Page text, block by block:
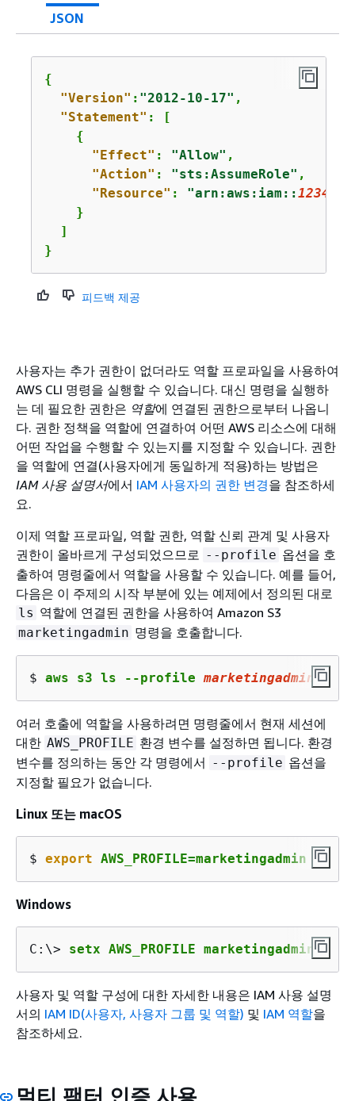
JSON
{
"Version" : "2012-10-17" ,
"Statement" : [
{
"Effect" : "Allow" ,
"Action" : "sts:AssumeRole" ,
"Resource" : "arn:aws:iam::
    }
  ]
}
피드백 제공
사용자는 추가 권한이 없더라도 역할 프로파일을 사용하여
AWS CLI 명령을 실행할 수 있습니다. 대신 명령을 실행하
는 데 필요한 권한은 역할에 연결된 권한으로부터 나옵니
다. 권한 정책을 역할에 연결하여 어떤 AWS 리소스에 대해
어떤 작업을 수행할 수 있는지를 지정할 수 있습니다. 권한
을 역할에 연결(사용자에게 동일하게 적용)하는 방법은
IAM 사용 설명서에서 IAM 사용자의 권한 변경을 참조하세
요.
이제 역할 프로파일, 역할 권한, 역할 신뢰 관계 및 사용자
권한이 올바르게 구성되었으므로 --profile 옵션을 호
출하여 명령줄에서 역할을 사용할 수 있습니다. 예를 들어,
다음은 이 주제의 시작 부분에 있는 예제에서 정의된 대로
ls 역할에 연결된 권한을 사용하여 Amazon S3
marketingadmin 명령을 호출합니다.
$ aws s3 ls --profile marketingadmin
여러 호출에 역할을 사용하려면 명령줄에서 현재 세션에
대한 AWS_PROFILE 환경 변수를 설정하면 됩니다. 환경
변수를 정의하는 동안 각 명령에서 --profile 옵션을
지정할 필요가 없습니다.
Linux 또는 macOS
$ export AWS_PROFILE=marketingadmin
Windows
C:\> setx AWS_PROFILE marketingadmin
사용자 및 역할 구성에 대한 자세한 내용은 IAM 사용 설명
서의 IAM ID(사용자, 사용자 그룹 및 역할) 및 IAM 역할을
참조하세요.
멀티 팩터 인증 사용